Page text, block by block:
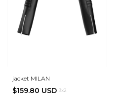
jacket MILAN
$159.80 USD 3x2